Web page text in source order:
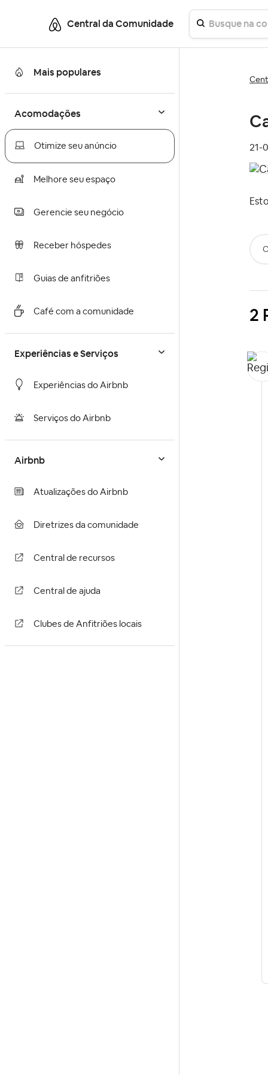
Central da Comunidade
Mais populares
Acomodações
Otimize seu anúncio
Melhore seu espaço
Gerencie seu negócio
Receber hóspedes
Guias de anfitriões
Café com a comunidade
Experiências e Serviços
Experiências do Airbnb
Serviços do Airbnb
Airbnb
Atualizações do Airbnb
Diretrizes da comunidade
Central de recursos
Central de ajuda
Clubes de Anfitriões locais
‎21-
2